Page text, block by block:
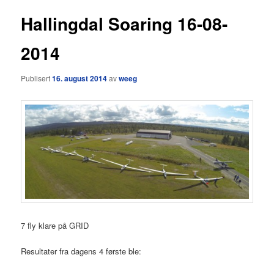
Hallingdal Soaring 16-08-
2014
Publisert16. august 2014avweeg
7 fly klare på GRID
Resultater fra dagens 4 første ble: